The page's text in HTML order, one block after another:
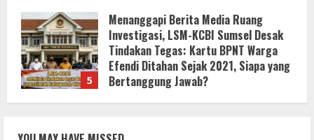
1
Reuni Akbar 2026Sendok, seniman
Glodok, ALL GENDRE Bersama Para
Artis Pencipta Lagu Serta Musisi
Ternama Indonesia
9 Agustus 2026